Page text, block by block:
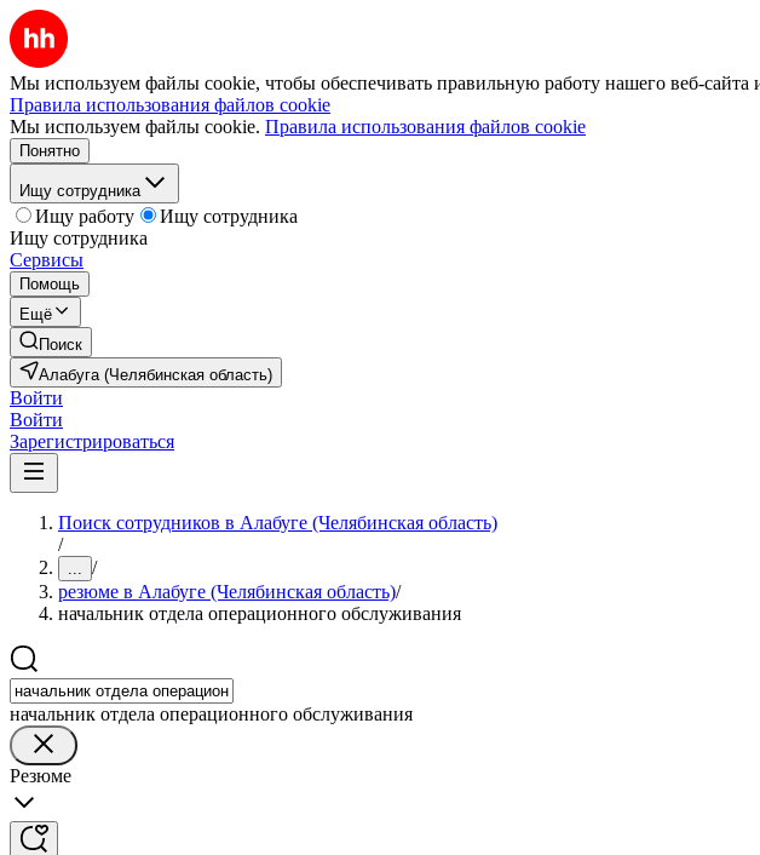
Мы используем файлы cookie, чтобы обеспечивать правильную работу нашего веб-сайта
Правила использования файлов cookie
Мы используем файлы cookie. Правила использования файлов cookie
Понятно
Ищу сотрудника
Ищу работу
Ищу сотрудника
Ищу сотрудника
Сервисы
Помощь
Ещё
Поиск
Алабуга (Челябинская область)
Войти
Войти
Зарегистрироваться
Поиск сотрудников в Алабуге (Челябинская область)
/
... /
резюме в Алабуге (Челябинская область)/
начальник отдела операционного обслуживания
начальник отдела операционного обслуживания
Резюме